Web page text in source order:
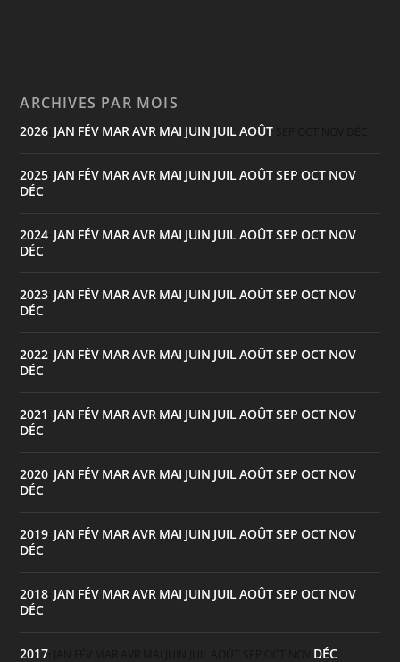
ARCHIVES PAR MOIS
2026 JAN FÉV MARAVR MAI JUIN JUILAOÛT
2025 JAN FÉV MARAVR MAI JUIN JUILAOÛTSEP OCT NOV
DÉC
2024 JAN FÉV MARAVR MAI JUIN JUILAOÛTSEP OCT NOV
DÉC
2023 JAN FÉV MARAVR MAI JUIN JUILAOÛTSEP OCT NOV
DÉC
2022 JAN FÉV MARAVR MAI JUIN JUILAOÛTSEP OCT NOV
DÉC
2021 JAN FÉV MARAVR MAI JUIN JUILAOÛTSEP OCT NOV
DÉC
2020 JAN FÉV MARAVR MAI JUIN JUILAOÛTSEP OCT NOV
DÉC
2019 JAN FÉV MARAVR MAI JUIN JUILAOÛTSEP OCT NOV
DÉC
2018 JAN FÉV MARAVR MAI JUIN JUILAOÛTSEP OCT NOV
DÉC
2017 DÉC